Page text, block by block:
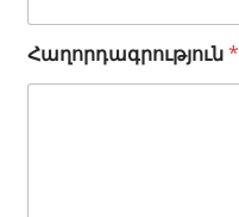
ւ
ն
Հաղորդագրություն*